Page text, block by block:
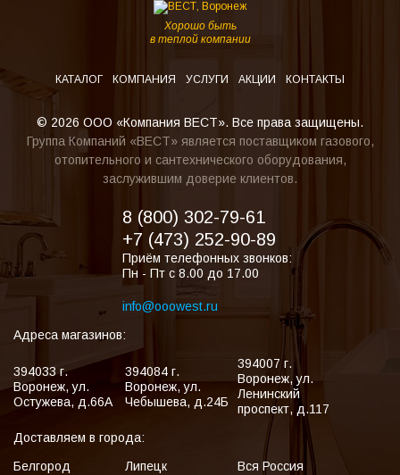
Хорошо быть
в теплой компании
КАТАЛОГ КОМПАНИЯ УСЛУГИ АКЦИИ КОНТАКТЫ
© 2026 ООО «Компания ВЕСТ». Все права защищены.
Группа Компаний «ВЕСТ» является поставщиком газового,
отопительного и сантехнического оборудования,
заслужившим доверие клиентов.
8 (800) 302-79-61
+7 (473) 252-90-89
Приём телефонных звонков:
Пн - Пт с 8.00 до 17.00
info@ooowest.ru
Адреса магазинов:
394033 г.
Воронеж,ул.
Остужева, д.66А
394084 г.
Воронеж,ул.
Чебышева, д.24Б
394007 г.
Воронеж,ул.
Ленинский
проспект, д.117
Доставляем в города:
Белгород
Липецк Вся Россия